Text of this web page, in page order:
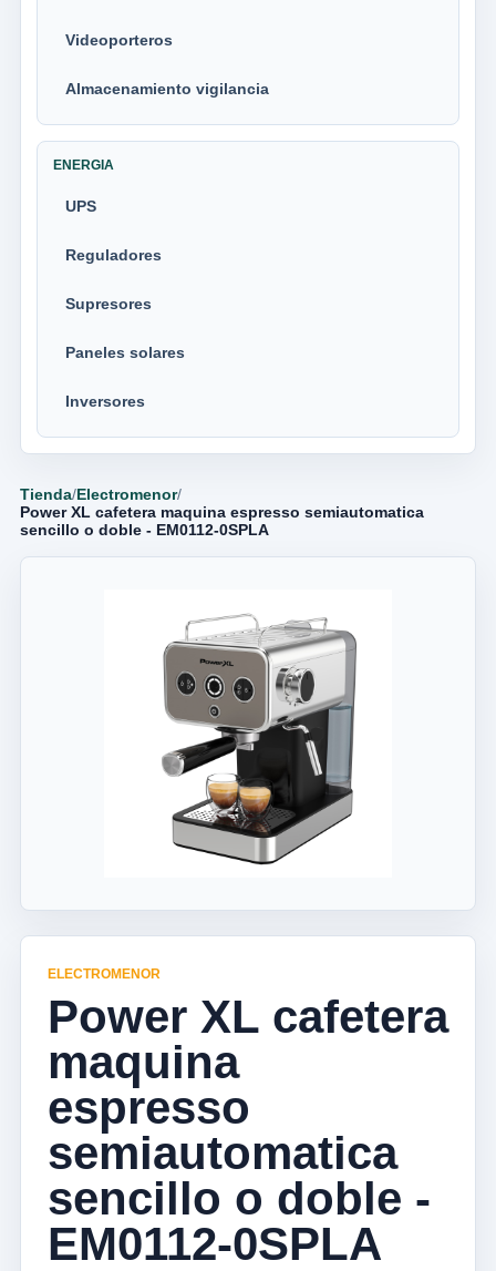
Videoporteros
Almacenamiento vigilancia
ENERGIA
UPS
Reguladores
Supresores
Paneles solares
Inversores
Tienda/Electromenor/
Power XL cafetera maquina espresso semiautomatica
sencillo o doble - EM0112-0SPLA
ELECTROMENOR
Power XL cafetera
maquina
espresso
semiautomatica
sencillo o doble -
EM0112-0SPLA